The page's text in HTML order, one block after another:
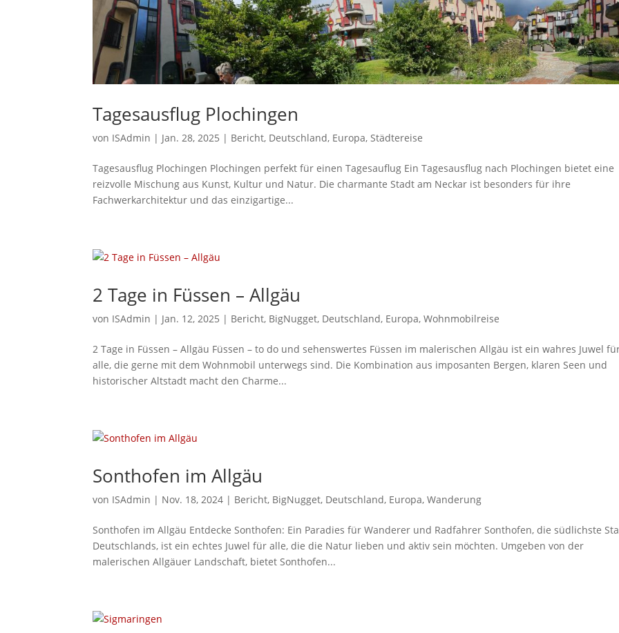
Tagesausflug Plochingen
von ISAdmin | Jan. 28, 2025 | Bericht, Deutschland, Europa,Städtereise
Tagesausflug Plochingen Plochingen perfekt für einen Tagesauflug Ein Tagesausflug nach Plochingen bietet eine
reizvolle Mischung aus Kunst, Kultur und Natur. Die charmante Stadt am Neckar ist besonders für ihre
Fachwerkarchitektur und das einzigartige...
2 Tage in Füssen – Allgäu
von ISAdmin | Jan. 12, 2025 | Bericht, BigNugget, Deutschland, Europa,Wohnmobilreise
2 Tage in Füssen – Allgäu Füssen – to do und sehenswertes Füssen im malerischen Allgäu ist ein wahres Juwel
alle, die gerne mit dem Wohnmobil unterwegs sind. Die Kombination aus imposanten Bergen, klaren Seen und
historischer Altstadt macht den Charme...
Sonthofen im Allgäu
von ISAdmin | Nov. 18, 2024 | Bericht, BigNugget, Deutschland, Europa,Wanderung
Sonthofen im Allgäu Entdecke Sonthofen: Ein Paradies für Wanderer und Radfahrer Sonthofen, die südlichste
Deutschlands, ist ein echtes Juwel für alle, die die Natur lieben und aktiv sein möchten. Umgeben von der
malerischen Allgäuer Landschaft, bietet Sonthofen...